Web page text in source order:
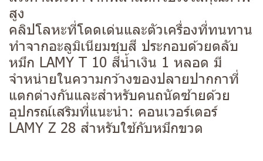
สูง
คลิปโลหะที่โดดเด่นและตัวเครื่องที่ทนทาน
ทำจากอะลูมิเนียมชุบสี ประกอบด้วยตลับ
หมึก LAMY T 10 สีน้ำเงิน 1 หลอด มี
จำหน่ายในความกว้างของปลายปากกาที่
แตกต่างกันและสำหรับคนถนัดซ้ายด้วย
อุปกรณ์เสริมที่แนะนำ: คอนเวอร์เตอร์
LAMY Z 28 สำหรับใช้กับหมึกขวด